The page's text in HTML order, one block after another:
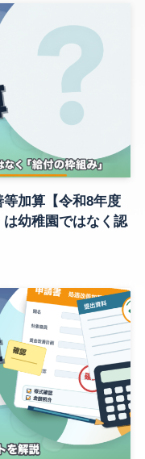
加算【令和8年度
幼稚園ではなく認